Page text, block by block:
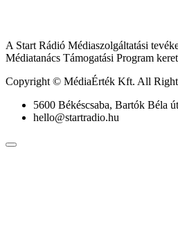
A Start Rádió Médiaszolgáltatási
Médiatanács Támogatási Program
Copyright © MédiaÉrték Kft. All Right
5600 Békéscsaba, Bartók Béla
hello@startradio.hu